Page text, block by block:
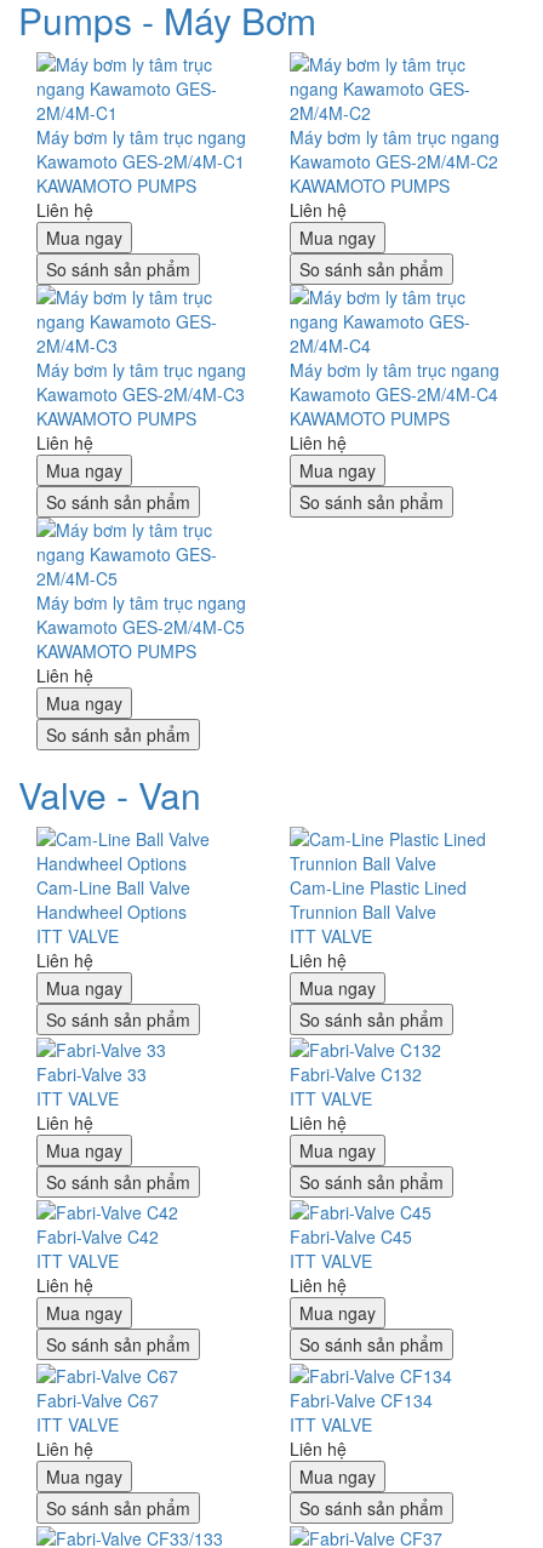
Pumps - Máy Bơm
Máy bơm ly tâm trục ngang
Kawamoto GES-2M/4M-C1
KAWAMOTO PUMPS
Liên hệ
Mua ngay
So sánh sản phẩm
Máy bơm ly tâm trục ngang
Kawamoto GES-2M/4M-C2
KAWAMOTO PUMPS
Liên hệ
Mua ngay
So sánh sản phẩm
Máy bơm ly tâm trục ngang
Kawamoto GES-2M/4M-C3
KAWAMOTO PUMPS
Liên hệ
Mua ngay
So sánh sản phẩm
Máy bơm ly tâm trục ngang
Kawamoto GES-2M/4M-C4
KAWAMOTO PUMPS
Liên hệ
Mua ngay
So sánh sản phẩm
Máy bơm ly tâm trục ngang
Kawamoto GES-2M/4M-C5
KAWAMOTO PUMPS
Liên hệ
Mua ngay
So sánh sản phẩm
Valve - Van
Cam-Line Ball Valve
Handwheel Options
ITT VALVE
Liên hệ
Mua ngay
So sánh sản phẩm
Cam-Line Plastic Lined
Trunnion Ball Valve
ITT VALVE
Liên hệ
Mua ngay
So sánh sản phẩm
Fabri-Valve 33
ITT VALVE
Liên hệ
Mua ngay
So sánh sản phẩm
Fabri-Valve C132
ITT VALVE
Liên hệ
Mua ngay
So sánh sản phẩm
Fabri-Valve C42
ITT VALVE
Liên hệ
Mua ngay
So sánh sản phẩm
Fabri-Valve C45
ITT VALVE
Liên hệ
Mua ngay
So sánh sản phẩm
Fabri-Valve C67
ITT VALVE
Liên hệ
Mua ngay
So sánh sản phẩm
Fabri-Valve CF134
ITT VALVE
Liên hệ
Mua ngay
So sánh sản phẩm